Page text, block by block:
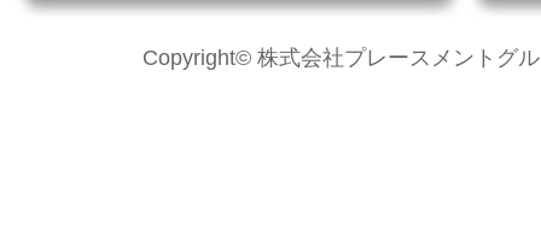
Copyright© 株式会社プレースメントグ